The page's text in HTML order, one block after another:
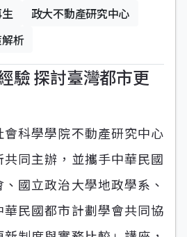
政大不動產研究中心
析
驗 探討臺灣都市更
科學學院不動產研究中心
同主辦，並攜手中華民國
國立政治大學地政學系、
民國都市計劃學會共同協